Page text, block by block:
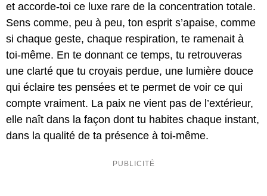
et accorde-toi ce luxe rare de la concentration totale.
Sens comme, peu à peu, ton esprit s’apaise, comme
si chaque geste, chaque respiration, te ramenait à
toi-même. En te donnant ce temps, tu retrouveras
une clarté que tu croyais perdue, une lumière douce
qui éclaire tes pensées et te permet de voir ce qui
compte vraiment. La paix ne vient pas de l’extérieur,
elle naît dans la façon dont tu habites chaque instant,
dans la qualité de ta présence à toi-même.